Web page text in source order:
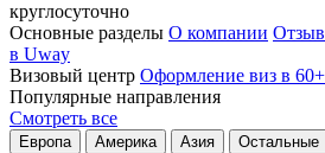
круглосуточно
Основные разделы О компании
в Uway
Визовый центр Оформление виз в
Популярные направления
Смотреть все
Европа Америка Азия Остальные